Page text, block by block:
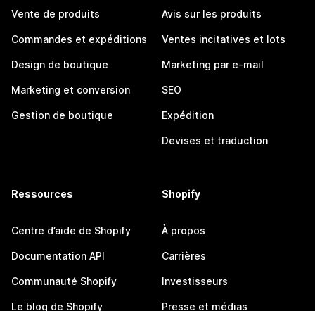
Vente de produits
Commandes et expéditions
Design de boutique
Marketing et conversion
Gestion de boutique
Avis sur les produits
Ventes incitatives et lots
Marketing par e-mail
SEO
Expédition
Devises et traduction
Ressources
Centre d’aide de Shopify
Documentation API
Communauté Shopify
Le blog de Shopify
Shopify
À propos
Carrières
Investisseurs
Presse et médias